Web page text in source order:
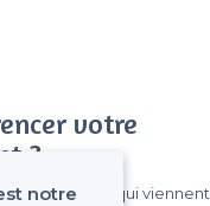
votre
?
de visiteurs qui viennent
notre